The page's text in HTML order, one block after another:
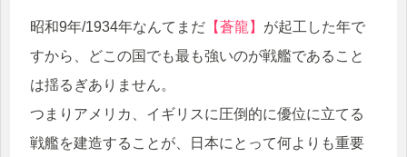
昭和9年/1934年なんてまだ 【蒼龍】 が起工した年で
すから、どこの国でも最も強いのが戦艦であること
は揺るぎありません。
つまりアメリカ、イギリスに圧倒的に優位に立てる
戦艦を建造することが、日本にとって何よりも重要